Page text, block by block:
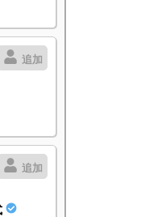
追加
追加